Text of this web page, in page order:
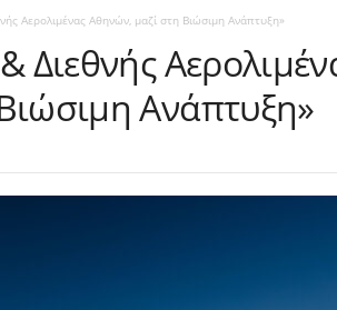
Αερολιμένας Αθηνών, μαζί στη Βιώσιμη Ανάπτυξη»
Διεθνής
Ανάπτυξη»